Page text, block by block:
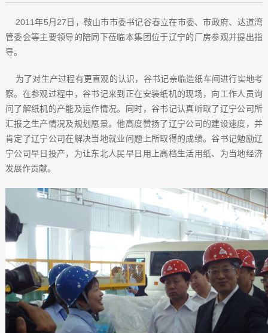
2011年5月27日，鞍山市市委书记谷春立在市委、市政府、达道湾
管委会等主要领导的陪同下莅临本集团位于辽宁的厂房参观并提出指
导。
为了对生产过程有更直观的认识，谷书记亲临造纸车间进行实地考
察。在参观过程中，谷书记来到正在安装纸机的现场，向工作人员询
问了解纸机的产能及运作情况。同时，谷书记认真听取了辽宁公司所
汇报之生产情况及规划愿景。他高度赞扬了辽宁公司的建设速度，并
肯定了辽宁公司在解决当地就业问题上所取得的成绩。谷书记勉励辽
宁公司早日投产，为让东北人民早日用上高档生活用纸、为当地经济
发展作贡献。